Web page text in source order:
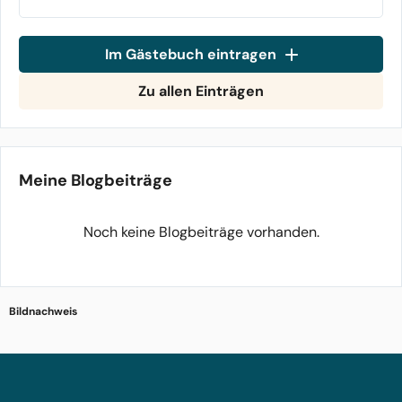
Im Gästebuch eintragen
Zu allen Einträgen
Meine Blogbeiträge
Noch keine Blogbeiträge vorhanden.
Bildnachweis